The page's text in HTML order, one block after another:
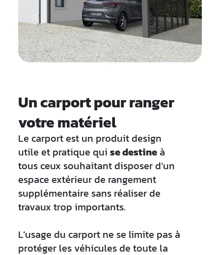
Un carport pour ranger
votre matériel
Le carport est un produit design
utile et pratique qui se destineà
tous ceux souhaitant disposer d’un
espace extérieur de rangement
supplémentaire sans réaliser de
travaux trop importants.
L’usage du carport ne se limite pas à
protéger les véhicules de toute la